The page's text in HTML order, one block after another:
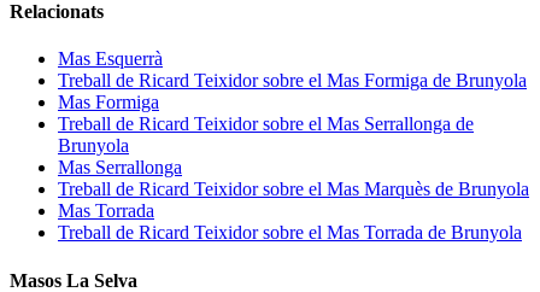
Relacionats
Mas Esquerrà
Treball de Ricard Teixidor sobre el Mas Formiga de Brunyola
Mas Formiga
Treball de Ricard Teixidor sobre el Mas Serrallonga de
Brunyola
Mas Serrallonga
Treball de Ricard Teixidor sobre el Mas Marquès de Brunyola
Mas Torrada
Treball de Ricard Teixidor sobre el Mas Torrada de Brunyola
Masos La Selva